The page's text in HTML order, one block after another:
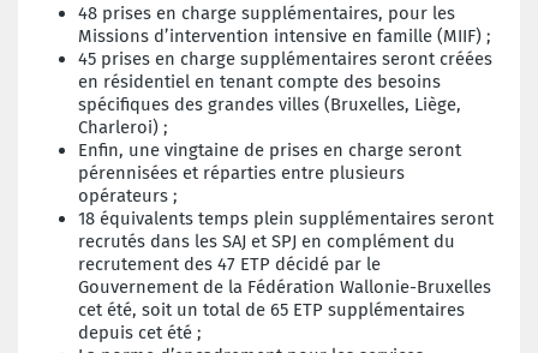
48 prises en charge supplémentaires, pour les
Missions d’intervention intensive en famille (MIIF) ;
45 prises en charge supplémentaires seront créées
en résidentiel en tenant compte des besoins
spécifiques des grandes villes (Bruxelles, Liège,
Charleroi) ;
Enfin, une vingtaine de prises en charge seront
pérennisées et réparties entre plusieurs
opérateurs ;
18 équivalents temps plein supplémentaires seront
recrutés dans les SAJ et SPJ en complément du
recrutement des 47 ETP décidé par le
Gouvernement de la Fédération Wallonie-Bruxelles
cet été, soit un total de 65 ETP supplémentaires
depuis cet été ;